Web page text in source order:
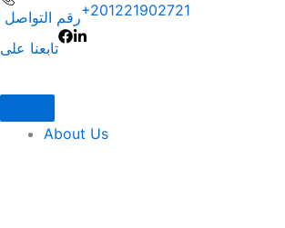
رقم التواصل+201221902721
تابعنا على
About Us